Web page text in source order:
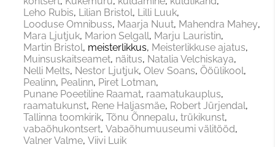
Leho Rubis Lilian Bristol Lilli Luuk
Looduse Omnibuss Maarja Nuut Mahendra Mahey
Mara Ljutjuk Marion Selgall Marju Lauristin
Martin Bristol meisterlikkus Meisterlikkuse ajatus
Muinsuskaitseamet näitus Natalia Velchiskaya
Nelli Melts Nestor Ljutjuk Olev Soans Ööülikool
Pealinn Pealinn Piret Lotman
Punane Poeetiline Raamat raamatukauplus
raamatukunst Rene Haljasmäe Robert Jürjendal
Tallinna toomkirik Tõnu Õnnepalu trükikunst
vabaõhukontsert Vabaõhumuuseumi välitööd
Valner Valme Viivi Luik